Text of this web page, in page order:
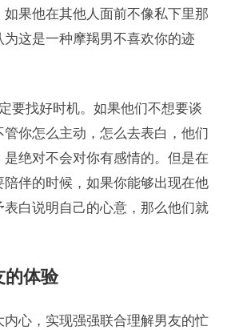
果他在其他人面前不像私下里那
这是一种摩羯男不喜欢你的迹
要找好时机。如果他们不想要谈
你怎么主动，怎么去表白，他们
绝对不会对你有感情的。但是在
陪伴的时候，如果你能够出现在他
白说明自己的心意，那么他们就
的体验
心，实现强强联合理解男友的忙